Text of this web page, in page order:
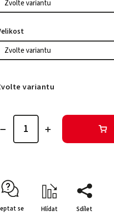
variantu
se Hlídat Sdílet